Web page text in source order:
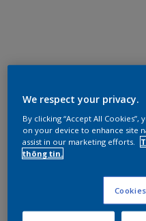
We respect your privacy.
By clicking “Accept All
on your device to enhance site
assist in our marketing efforts.
thông tin.